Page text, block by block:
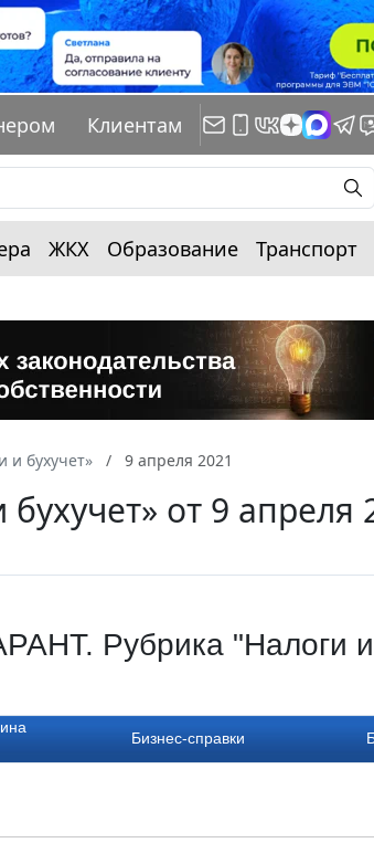
Клиентам
ЖКХ Образование Транспорт
и бухучет» 9 апреля 2021
от 9 апреля
Рубрика "Налоги
Бизнес-справки